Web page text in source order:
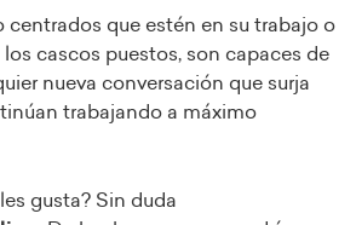
centrados que estén en su trabajo o
los cascos puestos, son capaces de
nueva conversación que surja
trabajando a máximo
gusta? Sin duda